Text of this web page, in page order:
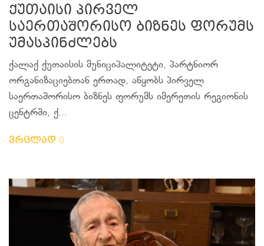
ქუთაისი პირველ
საერთაშორისო ბიზნეს ფორუმს
უმასპინძლებს
ქალაქ ქუთაისის მუნიციპალიტეტი, პარტნიორ
ორგანიზაციებთან ერთად, აწყობს პირველ
საერთაშორისო ბიზნეს ფორუმს იმერეთის რეგიონის
ცენტრში, ქ...
ვრცლად